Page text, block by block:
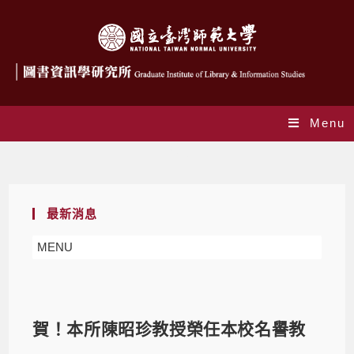
Menu
最新消息
MENU
賀！本所陳昭珍教授榮任本校名譽教